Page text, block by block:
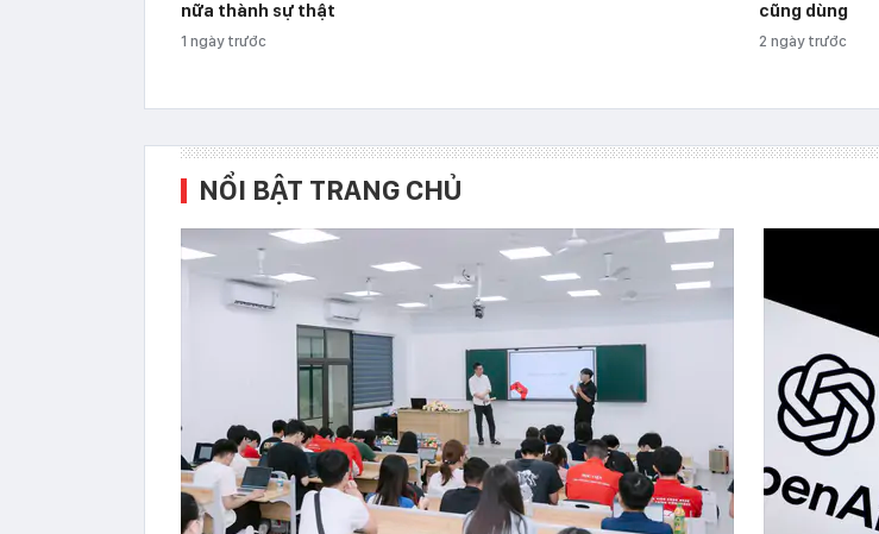
nữa thành sự thật
1 ngày trước
cũng dùng
2 ngày trước
NỔI BẬT TRANG CHỦ